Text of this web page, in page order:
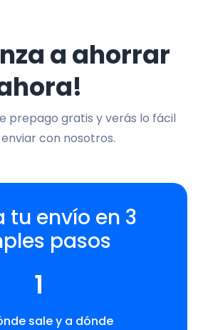
a ahorrar
prepago gratis y verás lo fácil
con nosotros.
tu envío en 3
pasos
1
sale y a dónde